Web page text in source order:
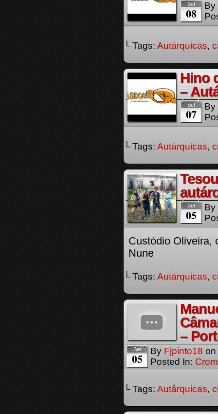
Set
08
By
└ Tags: Autárquicas,
Hino
–
Set
07
By
└ Tags: Autárquicas,
Set
05
By
Custódio Oliveira,
Nune
└ Tags: Autárquicas,
–
Set
05 By Fjpinto18 on
Posted In:
└ Tags: Autárquicas,